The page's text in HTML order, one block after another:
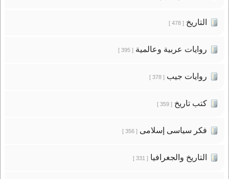
التاريخ[ 478 ]
روايات عربية وعالمية[ 395 ]
روايات جيب[ 378 ]
كتب تاريخ[ 359 ]
فكر سياسى إسلامى[ 356 ]
التاريخ والجغرافيا[ 331 ]